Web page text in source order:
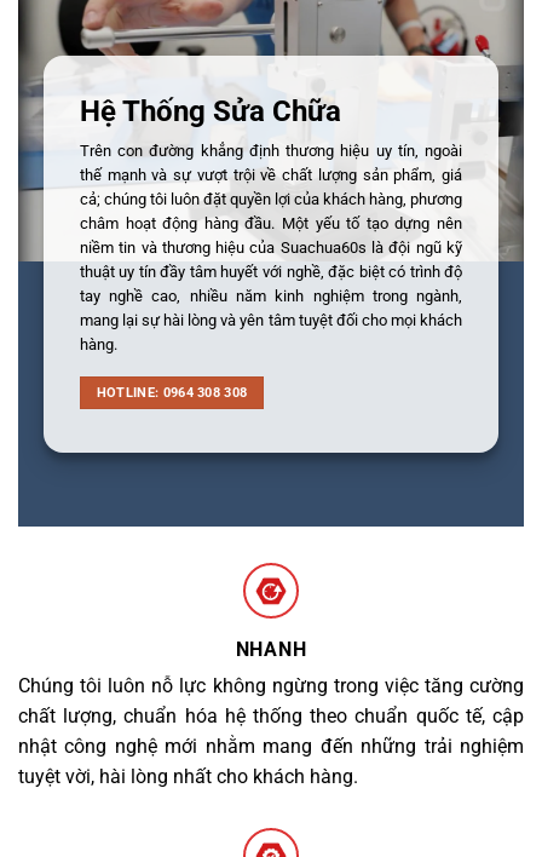
Hệ Thống Sửa Chữa
Trên con đường khẳng định thương hiệu uy tín, ngoài
thế mạnh và sự vượt trội về chất lượng sản phẩm, giá
cả; chúng tôi luôn đặt quyền lợi của khách hàng, phương
châm hoạt động hàng đầu. Một yếu tố tạo dựng nên
niềm tin và thương hiệu của Suachua60s là đội ngũ kỹ
thuật uy tín đầy tâm huyết với nghề, đặc biệt có trình độ
tay nghề cao, nhiều năm kinh nghiệm trong ngành,
mang lại sự hài lòng và yên tâm tuyệt đối cho mọi khách
hàng.
HOTLINE: 0964 308 308
NHANH
Chúng tôi luôn nỗ lực không ngừng trong việc tăng cường
chất lượng, chuẩn hóa hệ thống theo chuẩn quốc tế, cập
nhật công nghệ mới nhằm mang đến những trải nghiệm
tuyệt vời, hài lòng nhất cho khách hàng.